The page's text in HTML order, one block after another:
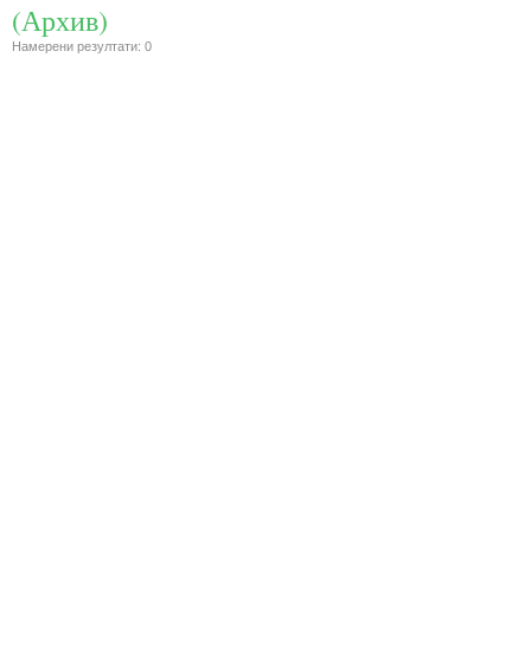
(Архив)
Намерени резултати: 0